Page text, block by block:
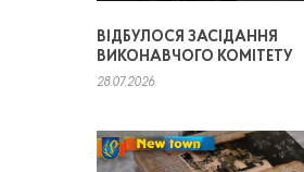
ВІДБУЛОСЯ ЗАСІДАННЯ
ВИКОНАВЧОГО КОМІТЕТУ
28.07.2026